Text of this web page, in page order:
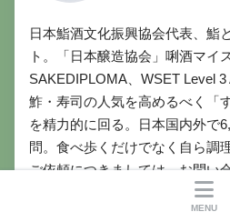
日本鮨酒文化振興協会代表、鮨
ト。「日本醸造協会」唎酒マイ
SAKEDIPLOMA、WSET Level 3
鮓・寿司の人気を高めるべく「
を精力的に回る。日本国内外で
問。食べ歩くだけでなく自ら調
ご依頼につきましては、お問い
SNSのDMにてよろしくお願いい
MENU